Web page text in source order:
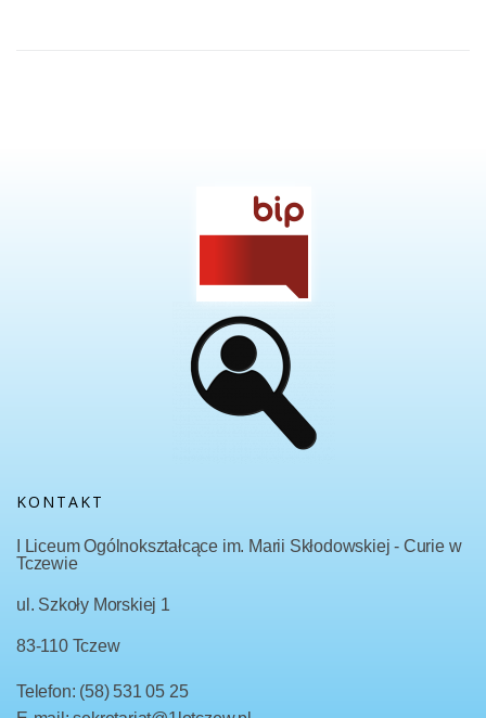
KONTAKT
I Liceum Ogólnokształcące im. Marii Skłodowskiej - Curie w
Tczewie
ul. Szkoły Morskiej 1
83-110 Tczew
Telefon: (58) 531 05 25